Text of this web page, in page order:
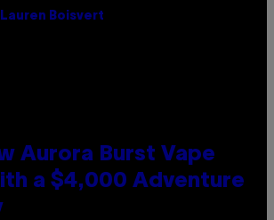
Lauren Boisvert
Aurora Burst Vape
a $4,000 Adventure